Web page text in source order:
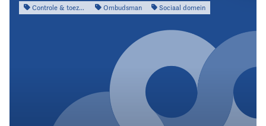
Controle & toezicht Ombudsman Sociaal domein